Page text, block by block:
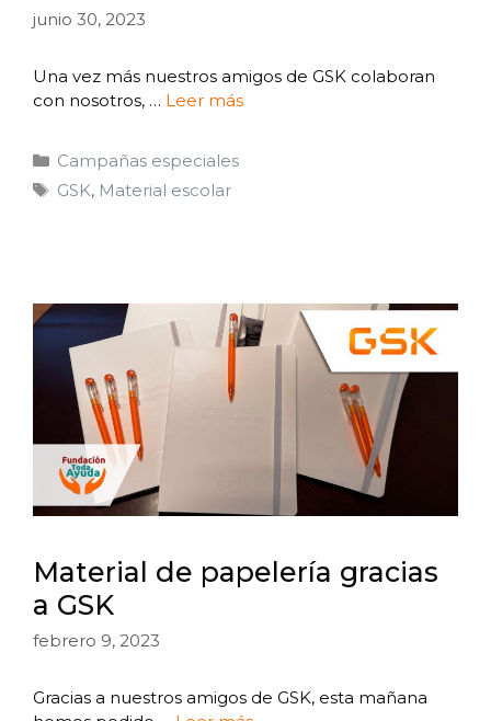
junio 30, 2023
Una vez más nuestros amigos de GSK colaboran
con nosotros, … Leer más
Campañas especiales
GSK, Material escolar
Material de papelería gracias
a GSK
febrero 9, 2023
Gracias a nuestros amigos de GSK, esta mañana